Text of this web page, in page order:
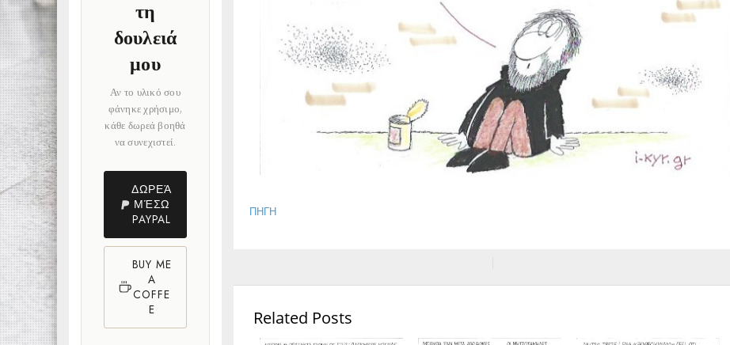
τη
δουλειά
μου
Αν το υλικό σου
φάνηκε χρήσιμο,
κάθε δωρεά βοηθά
να συνεχιστεί.
ΔΩΡΕΆ
ΜΈΣΩ
PAYPAL
BUY ME
A
COFFE
E
ΠΗΓΗ
Related Posts